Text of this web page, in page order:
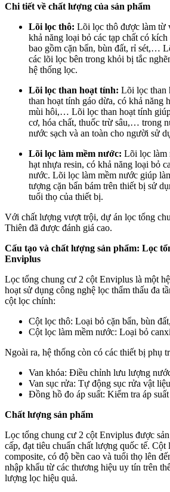
Chi tiết về chất lượng của sản phẩm
Lõi lọc thô: Lõi lọc thô được làm từ
khả năng loại bỏ các tạp chất có
bao gồm cặn bẩn, bùn đất, rỉ sét,…
các lõi lọc bên trong khỏi bị tắc
hệ thống lọc.
Lõi lọc than hoạt tính: Lõi lọc than
than hoạt tính gáo dừa, có khả năng
mùi hôi,… Lõi lọc than hoạt tính
cơ, hóa chất, thuốc trừ sâu,… trong
nước sạch và an toàn cho người sử
Lõi lọc làm mềm nước: Lõi lọc làm
hạt nhựa resin, có khả năng loại bỏ
nước. Lõi lọc làm mềm nước giúp
tượng cặn bẩn bám trên thiết bị sử
tuổi thọ của thiết bị.
Với chất lượng vượt trội, dự án lọc tổng
Thiên đã được đánh giá cao.
Cấu tạo và chất lượng sản phẩm: Lọc
Enviplus
Lọc tổng chung cư 2 cột Enviplus là một
hoạt sử dụng công nghệ lọc thẩm thấu đa
cột lọc chính:
Cột lọc thô: Loại bỏ cặn bẩn, bùn
Cột lọc làm mềm nước: Loại bỏ
Ngoài ra, hệ thống còn có các thiết bị phụ
Van khóa: Điều chỉnh lưu lượng
Van sục rửa: Tự động sục rửa vật
Đồng hồ đo áp suất: Kiểm tra áp
Chất lượng sản phẩm
Lọc tổng chung cư 2 cột Enviplus được
cấp, đạt tiêu chuẩn chất lượng quốc tế.
composite, có độ bền cao và tuổi thọ lên
nhập khẩu từ các thương hiệu uy tín trên
lượng lọc hiệu quả.